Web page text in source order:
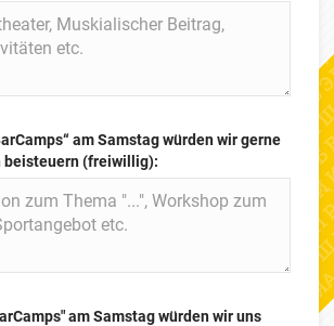
am Samstag würden wir gerne
beisteuern (freiwillig):
am Samstag würden wir uns